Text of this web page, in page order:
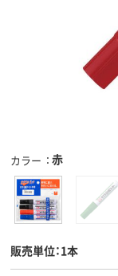
カラー 赤
販売単位：1本